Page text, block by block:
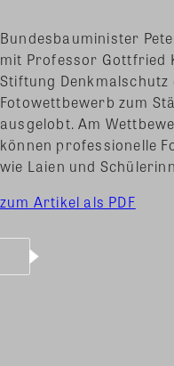
Bundesbauminister
mit Professor Gottfried
Stiftung Denkmalschutz
Fotowettbewerb zum
ausgelobt.Am
können professionelle
wie Laien und
zum Artikel als PDF